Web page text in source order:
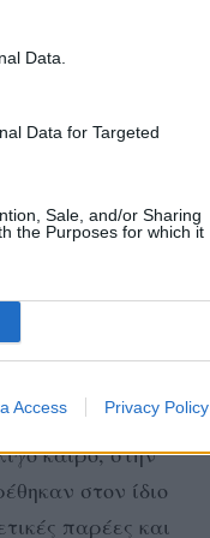
Data.
Data for Targeted
Sale, and/or Sharing
the Purposes for which it
Access Privacy Policy
στιγμή
Η άδεια
άργησαν να
έχει ραγίσει
σταδιακά,
πως κάτι έχει
καιρό, στην
στον ίδιο
παρέες και